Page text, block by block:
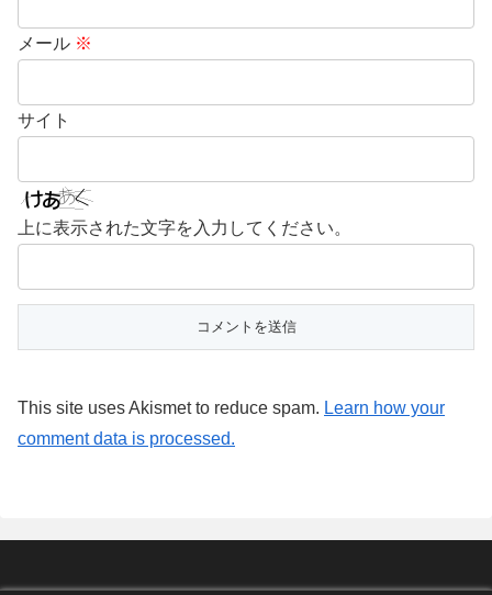
メール ※
サイト
上に表示された文字を入力してください。
This site uses Akismet to reduce spam. Learn how your
comment data is processed.